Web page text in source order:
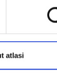
atlasi